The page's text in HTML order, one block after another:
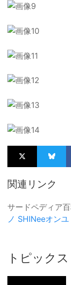
関連リンク
サードペディア
ノ SHINeeオンユ
トピックス